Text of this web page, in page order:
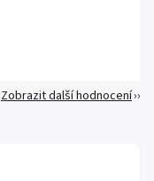
Zobrazit další hodnocení